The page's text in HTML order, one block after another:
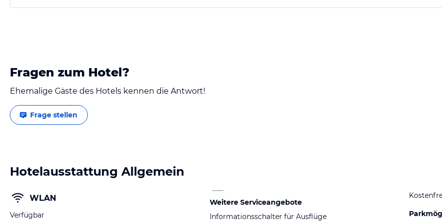
Fragen zum Hotel?
Ehemalige Gäste des Hotels kennen die Antwort!
Frage stellen
Hotelausstattung Allgemein
WLAN
Verfügbar
Weitere Serviceangebote
Informationsschalter für Ausflüge